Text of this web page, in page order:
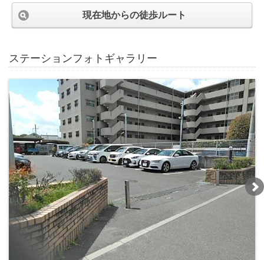
現在地からの徒歩ルート
ステーションフォトギャラリー